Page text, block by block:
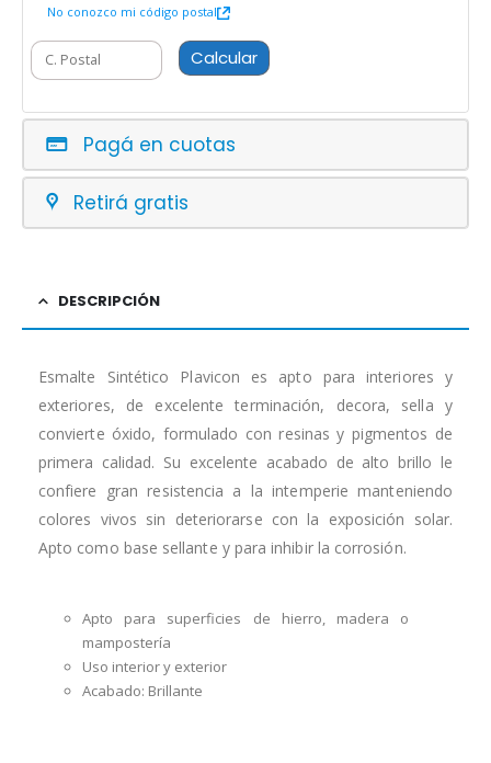
No conozco mi código postal
Calcular
Pagá en cuotas
Retirá gratis
DESCRIPCIÓN
Esmalte Sintético Plavicon es apto para interiores y
exteriores, de excelente terminación, decora, sella y
convierte óxido, formulado con resinas y pigmentos de
primera calidad. Su excelente acabado de alto brillo le
confiere gran resistencia a la intemperie manteniendo
colores vivos sin deteriorarse con la exposición solar.
Apto como base sellante y para inhibir la corrosión.
Apto para superficies de hierro, madera o
mampostería
Uso interior y exterior
Acabado: Brillante